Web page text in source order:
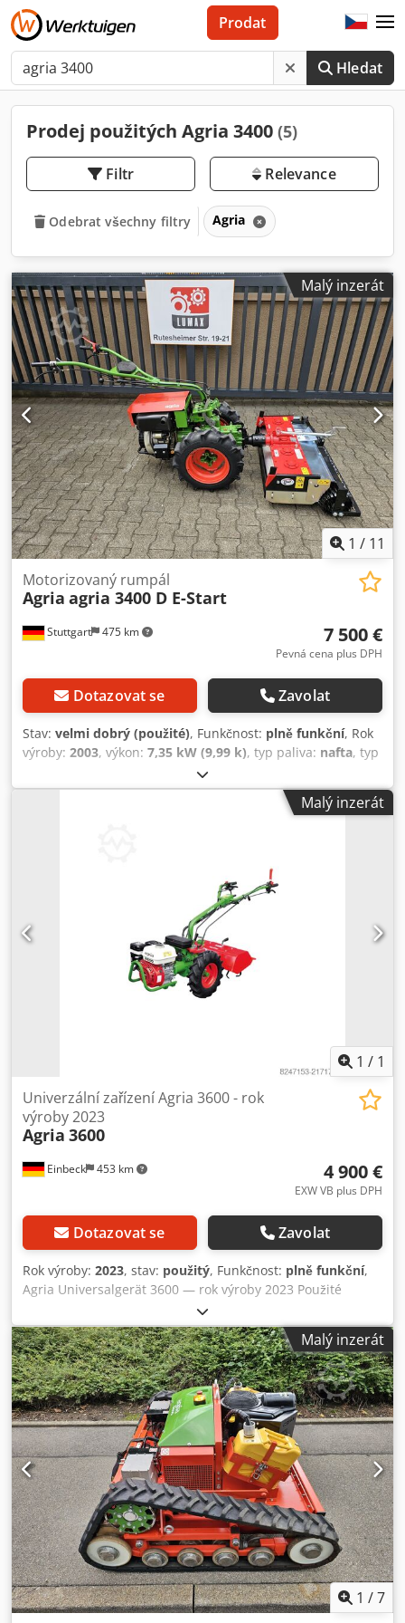
Hledat
Prodat
Prodej použitých Agria 3400 (5)
Filtr Relevance
Odebrat všechny filtry Agria
Malý inzerát
1 / 11
Stuttgart 475 km
Motorizovaný rumpál
Agria agria 3400 D E-Start
7 500 €
Pevná cena plus DPH
Dotazovat se Zavolat
Stav: velmi dobrý (použité), Funkčnost: plně funkční, Rok
výroby: 2003, výkon: 7,35 kW (9,99 k), typ paliva: nafta, typ
, AGRIA 3400 diferenciál
Dcodpfxewzwfte Alyjk Jednonápravový stroj / nosič nářadí -
10 HP Yanmar L100AE vznětový motor - 4V+4R reverzní
MT-90 rotační brány "nové" Tento Agria 3400
jednonápravový traktor je ve velmi dobrém celkovém stavu,
po čerstvém servisu, ihned připraven k použití! Prodej jako
použitý stroj, bez možnosti vrácení, záruky a odpovědnosti
za vady. Čistá cena 7.555,- € // Hrubá cena 8.990,- € -
Prohlídka / zkušební jízda možná - Celostátní doprava za
220,- €, kromě ostrovů
Malý inzerát
1 / 1
Einbeck 453 km
Univerzální zařízení Agria 3600 - rok
výroby 2023
Agria 3600
4 900 €
EXW VB plus DPH
Dotazovat se Zavolat
Rok výroby: 2023, stav: použitý, Funkčnost: plně funkční,
Agria Universalgerät 3600 — rok výroby 2023 Použité
zařízení z profesionálního půjčovního parku společnosti
Kurt König Baumaschinen GmbH, Einbeck. Stav a
poznámky: - Stav: Použité z půjčovny, pravidelně
servisováno - Funkce: Plně funkční - Produktové obrázky
jsou ilustrační a zobrazují zařízení v novém stavu –
skutečný stav se liší v závislosti na době používání -
Prohlídka ve 37574 Einbeck možná po domluvě Dcsdey A E
H Uopfx Alysk Cena 4 900 EUR bez DPH | EXW Einbeck |
Doprava na vyžádání
Malý inzerát
1 /7